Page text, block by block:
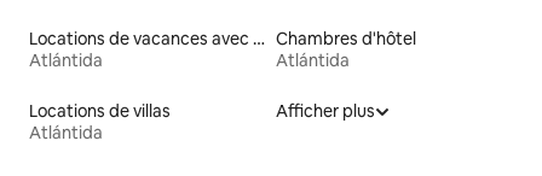
Locations de vacances avec piscine
Atlántida
Chambres d'hôtel
Atlántida
Locations de villas
Atlántida
Afficher plus